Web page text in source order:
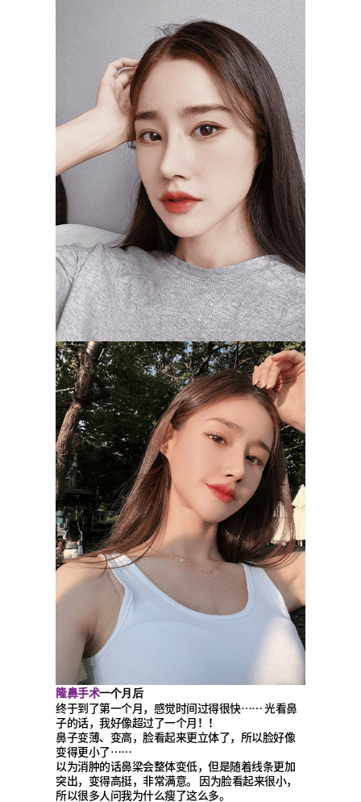
隆鼻手术一个月后
终于到了第一个月，感觉时间过得很快…… 光看鼻
子的话，我好像超过了一个月！！
鼻子变薄、变高，脸看起来更立体了，所以脸好像
变得更小了……
以为消肿的话鼻梁会整体变低，但是随着线条更加
突出，变得高挺，非常满意。 因为脸看起来很小，
所以很多人问我为什么瘦了这么多。